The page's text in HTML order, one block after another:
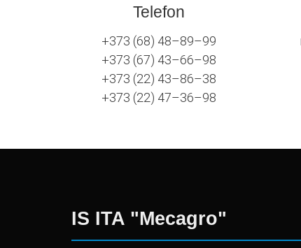
Telefon
+373 (68) 48–89–99
+373 (67) 43–66–98
+373 (22) 43–86–38
+373 (22) 47–36–98
IS ITA "Mecagro"